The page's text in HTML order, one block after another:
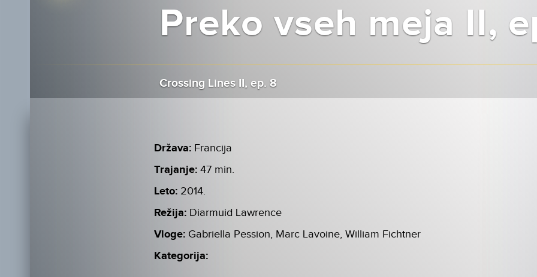
Preko vseh meja II,
Crossing Lines II, ep. 8
Država: Francija
Trajanje: 47 min.
Leto: 2014.
Režija: Diarmuid Lawrence
Vloge: Gabriella Pession, Marc Lavoine, William Fichtner
Kategorija: